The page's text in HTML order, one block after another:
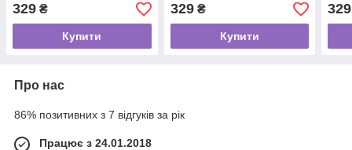
329 ₴
Купити
329₴
Купити
329
Про нас
86% позитивних з 7 відгуків за рік
Працює з 24.01.2018